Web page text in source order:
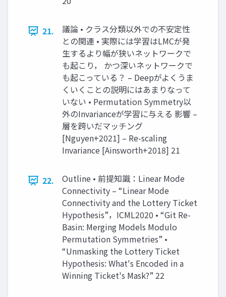
21.
議論 • クラス分類以外での不安定性
との関連 • 実際には学習はLMCが発
生するより幅が狭いネットワークで
も起こり， かつ深いネットワークで
も起こっている？ – Deepがよくうま
くいくことの説明にはあまりなって
いない • Permutation Symmetry以
外のInvarianceが学習に与える 影響 –
層を跨いだマッチング
[Nguyen+2021] – Re-scaling
Invariance [Ainsworth+2018] 21
22.
Outline • 前提知識：Linear Mode
Connectivity – “Linear Mode
Connectivity and the Lottery Ticket
Hypothesis”，ICML2020 • “Git Re-
Basin: Merging Models Modulo
Permutation Symmetries” •
“Unmasking the Lottery Ticket
Hypothesis: What's Encoded in a
Winning Ticket's Mask?” 22